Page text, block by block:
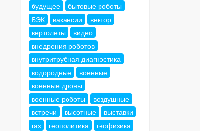
будущее
бытовые роботы
БЭК
вакансии
вектор
вертолеты
видео
внедрения роботов
внутритрубная диагностика
водородные
военные
военные дроны
военные роботы
воздушные
встречи
высотные
выставки
газ
геополитика
геофизика